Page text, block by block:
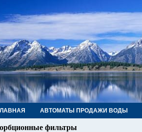
АВТОМАТЫ ПРОДАЖИ ВОДЫ
ФИТИНГИ, КРАНЫ
фильтры